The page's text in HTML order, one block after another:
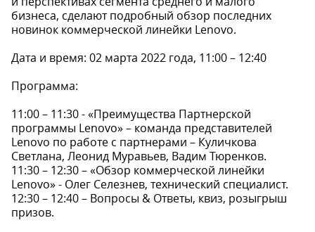
бизнеса, сделают подробный обзор последних
новинок коммерческой линейки Lenovo.
Дата и время: 02 марта 2022 года, 11:00 – 12:40
Программа:
11:00 – 11:30 - «Преимущества Партнерской
программы Lenovo» – команда представителей
Lenovo по работе с партнерами – Куличкова
Светлана, Леонид Муравьев, Вадим Тюренков.
11:30 – 12:30 – «Обзор коммерческой линейки
Lenovo» - Олег Селезнев, технический специалист.
12:30 – 12:40 – Вопросы & Ответы, квиз, розыгрыш
призов.